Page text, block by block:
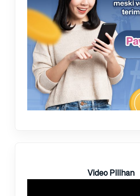
Video Pilihan